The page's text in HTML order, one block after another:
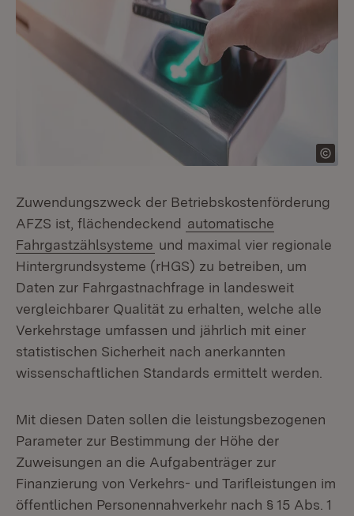
Zuwendungszweck der Betriebskostenförderung
AFZS ist, flächendeckend automatische
Fahrgastzählsysteme und maximal vier regionale
Hintergrundsysteme (rHGS) zu betreiben, um
Daten zur Fahrgastnachfrage in landesweit
vergleichbarer Qualität zu erhalten, welche alle
Verkehrstage umfassen und jährlich mit einer
statistischen Sicherheit nach anerkannten
wissenschaftlichen Standards ermittelt werden.
Mit diesen Daten sollen die leistungsbezogenen
Parameter zur Bestimmung der Höhe der
Zuweisungen an die Aufgabenträger zur
Finanzierung von Verkehrs- und Tarifleistungen im
öffentlichen Personennahverkehr nach § 15 Abs. 1